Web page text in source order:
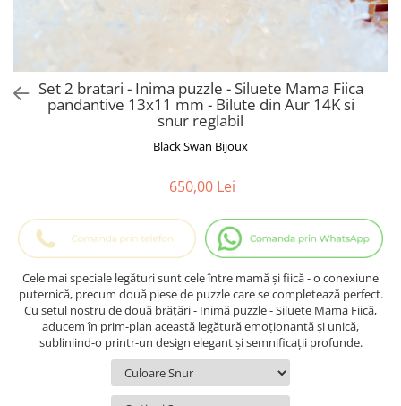
Profesoare
Cadouri Cupluri
Bijuterii Tematice Sport
Bijuterii cu mesaj Motivational
Bijuterii personalizate cu poza
Set 2 bratari - Inima puzzle - Siluete Mama Fiica
pandantive 13x11 mm - Bilute din Aur 14K si
snur reglabil
Black Swan Bijoux
650,00 Lei
Cele mai speciale legături sunt cele între mamă și fiică - o conexiune
puternică, precum două piese de puzzle care se completează perfect.
Cu setul nostru de două brățări - Inimă puzzle - Siluete Mama Fiică,
aducem în prim-plan această legătură emoționantă și unică,
subliniind-o printr-un design elegant și semnificații profunde.